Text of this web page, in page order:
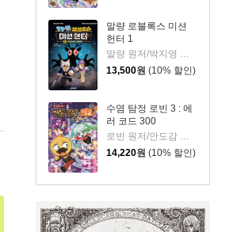
말량 로블록스 미션
헌터 1
말량 원저/박지영 그림
13,500원 (10% 할인)
수염 탐정 로빈 3 : 에
러 코드 300
14,220원 (10% 할인)